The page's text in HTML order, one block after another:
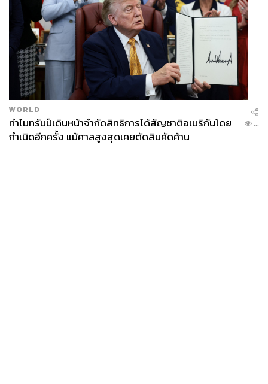
พร้อมกับเวิร์กช็อปพิเศษที่จัดรอบสุดท้ายในวันเสาร์นี้ กับ
Hand-Building Pottery Workshop with Hiroyuki Matsui
คลาสสอนปั้นงานเซรามิกโดยใช้วิธีการปั้นด้วยมือแบบดั้งเดิม
สอนโดย ฮิโรยูกิ มัตสึอิ ศิลปินช่างปั้นดินเผาชาวญี่ปุ่น
โดยเวิร์
กช็อปแบ่งเป็น 4 รอบเวลา คือ 11.00 / 13.00 / 14.00 / 15.00
น. มีค่าสมัคร 500 บาทต่อคน จำกัดรอบละ 4 คนเท่านั้น
โดยผู้สมัครทุกท่านจะได้รับของที่ระลึกเป็นเซรามิกชิ้นเล็กที่
ทำโดยคุณฮิโรยูกิ มัตสึอิ และผลงานที่สร้างสรรค์ระหว่าง
กิจกรรมจะไม่สามารถนำกลับบ้านได้ เนื่องจากกิจกรรมนี้มุ่ง
WORLD
ทำไมทรัมป์เดินหน้าจำกัดสิทธิการได้สัญชาติอเมริกันโดย
กำเนิดอีกครั้ง แม้ศาลสูงสุดเคยตัดสินคัดค้าน
...